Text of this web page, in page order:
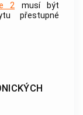
2 musí být
přestupné